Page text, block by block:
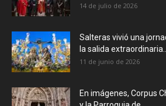
14 de julio de 2026
Salteras vivió una
la salida extraordinaria...
11 de junio de 2026
En imágenes, Corpus